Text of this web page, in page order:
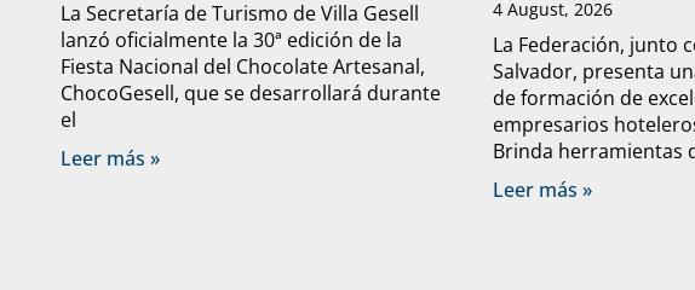
La Secretaría de Turismo de Villa Gesell
lanzó oficialmente la 30ª edición de la
Fiesta Nacional del Chocolate Artesanal,
ChocoGesell, que se desarrollará durante
el
Leer más »
4 August, 2026
La Federación, junto
Salvador, presenta
de formación de
empresarios
Brinda herramientas
Leer más »